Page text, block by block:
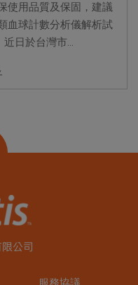
使用品質及保固，建議
血球計數分析儀解析試
近日於台灣市...